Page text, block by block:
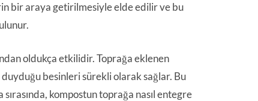
bir araya getirilmesiyle elde edilir ve bu
oldukça etkilidir. Toprağa eklenen
besinleri sürekli olarak sağlar. Bu
kompostun toprağa nasıl entegre